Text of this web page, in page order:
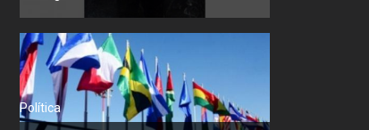
Política